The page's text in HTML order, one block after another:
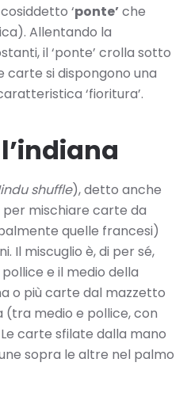
‘ponte’che
Allentando la
il ‘ponte’ crolla sotto
carte si dispongono una
‘fioritura’.
shuffle), detto anche
per mischiare carte da
quelle francesi)
Il miscuglio è, di per sé,
e il medio della
o più carte dal mazzetto
medio e pollice, con
carte sfilate dalla mano
sopra le altre nel palmo